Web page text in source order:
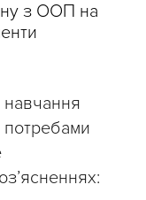
з ООП на
навчання
потребами